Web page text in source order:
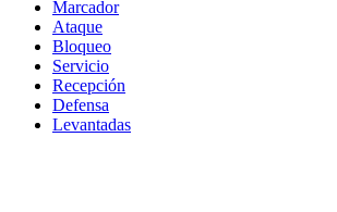
Marcador
Ataque
Bloqueo
Servicio
Recepción
Defensa
Levantadas